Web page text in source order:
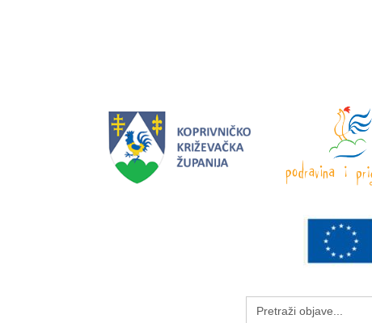
Search
for: